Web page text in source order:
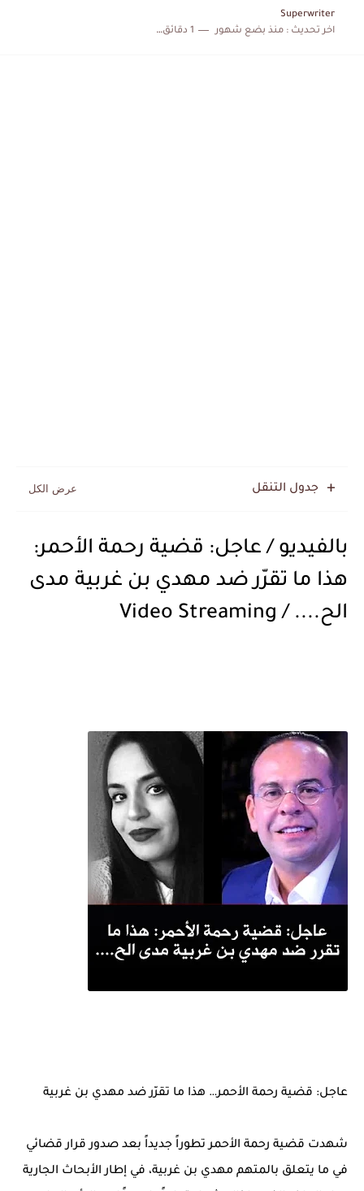
Superwriter
اخر تحديث :منذ بضع شهور 1 دقائق للقراءة
جدول التنقل
بالفيديو / عاجل: قضية رحمة الأحمر:
هذا ما تقرّر ضد مهدي بن غربية مدى
الح.... / Video Streaming
عاجل: قضية رحمة الأحمر… هذا ما تقرّر ضد مهدي بن غربية
شهدت قضية رحمة الأحمر تطوراً جديداً بعد صدور قرار قضائي
في ما يتعلق بالمتهم مهدي بن غربية، في إطار الأبحاث الجارية